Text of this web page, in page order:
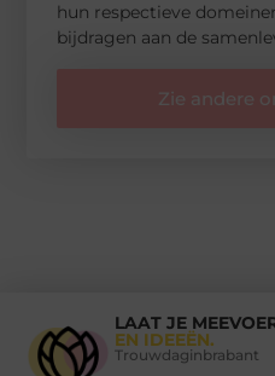
hun respectieve
bijdragen aan de
Zie andere
LAAT JE
EN IDEEËN.
Trouwdaginbrabant